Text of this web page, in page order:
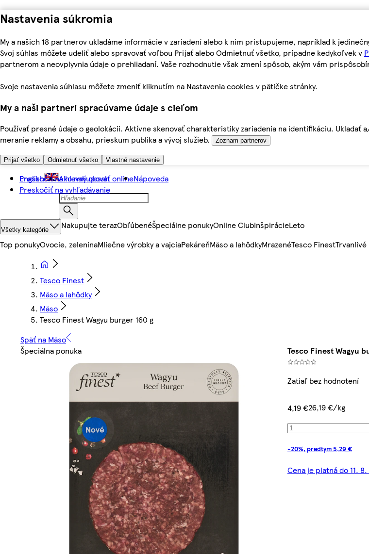
Nastavenia súkromia
My a našich 18 partnerov ukladáme informácie v zariadení alebo k nim pristupujeme, napríklad k
Svoj súhlas môžete udeliť alebo spravovať voľbou Prijať alebo Odmietnuť všetko, prípadne kedykoľvek v
partnerom a neovplyvnia údaje o prehliadaní. Vaše rozhodnutie však zmení spôsob, akým vám
Svoje nastavenia súhlasu môžete zmeniť kliknutím na Nastavenia cookies v pätičke stránky.
My a naši partneri spracúvame údaje s cieľom
Používať presné údaje o geolokácii. Aktívne skenovať charakteristiky zariadenia na identifikáciu.
meranie reklamy a obsahu, prieskum publika a vývoj služieb.
Zoznam partnerov
Prijať všetko Odmietnuť všetko Vlastné nastavenie
Preskočiť na hlavný obsah
Preskočiť na vyhľadávanie
English Ako nakupovať onlineNápoveda
Všetky kategórie Nakupujte terazObľúbenéŠpeciálne ponukyOnline ClubInšpirácieLeto
Top ponukyOvocie, zeleninaMliečne výrobky a vajciaPekáreňMäso a lahôdkyMrazenéTesco Finest
Tesco Finest
Mäso a lahôdky
Mäso
Tesco Finest Wagyu burger 160 g
Späť na Mäso
Špeciálna ponuka
Tesco Finest Wagyu
Zatiaľ bez hodnotení
4,19 €26,19 €/kg
-20%, predtým 5,29 €
Cena je platná do 11.